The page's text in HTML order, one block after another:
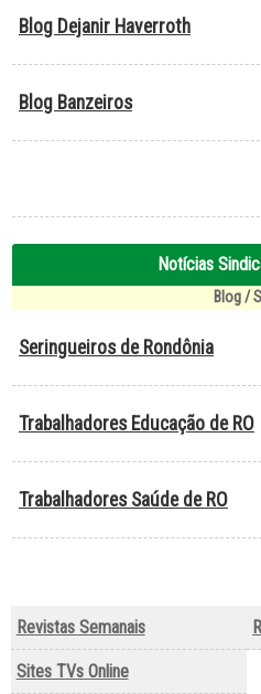
Blog Dejanir Haverroth
Blog Banzeiros
Notícias
Blog /
Seringueiros de Rondônia
Trabalhadores Educação de RO
Trabalhadores Saúde de RO
Revistas Semanais
Sites TVs Online